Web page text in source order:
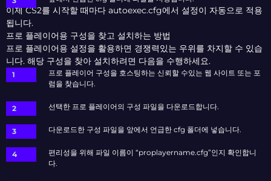
이제 CS2를 시작할 때마다 autoexec.cfg에서 설정이 자동으로 적용
됩니다.
프로 플레이어용 구성을 찾고 설치하는 방법
프로 플레이어용 설정을 활용하면 경쟁력있는 우위를 차지할 수 있습
니다. 해당 구성을 찾아 설치하려면 다음을 수행하세요.
프로 플레이어 구성을 호스팅하는 신뢰할 수있는 웹 사이트 또는 포
럼을 찾습니다.
선택한 프로 플레이어의 구성 파일을 다운로드합니다.
다운로드한 구성 파일을 앞에서 언급한 cfg 폴더에 넣습니다.
편리성을 위해 파일 이름이 “proplayername.cfg”인지 확인합니
다.